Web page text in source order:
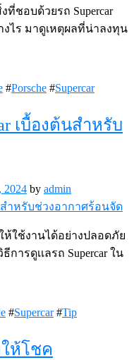
ที่ชอบด้วยรถ Supercar
ไร มาดูเหตุผลที่น่าลงทุน
#Porsche #Supercar
เบื้องต้นสำหรับ
by admin
ห้ใช้งานได้อย่างปลอดภัย
ารดูเเลรถ Supercar ใน
#Supercar #Tip
ห้โชค